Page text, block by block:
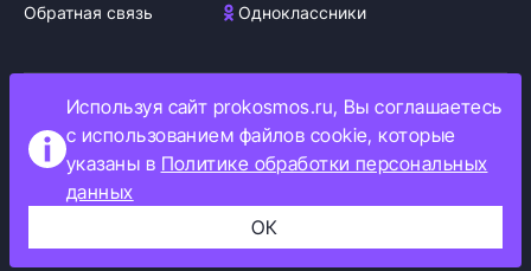
Обратная связь
Одноклассники
Политика обработки персональных данных
Как мы используем cookie
Информация об ограничениях
Используя сайт prokosmos.ru, Вы соглашаетесь
с использованием файлов cookie, которые
указаны в Политике обработки персональных
данных
ОК